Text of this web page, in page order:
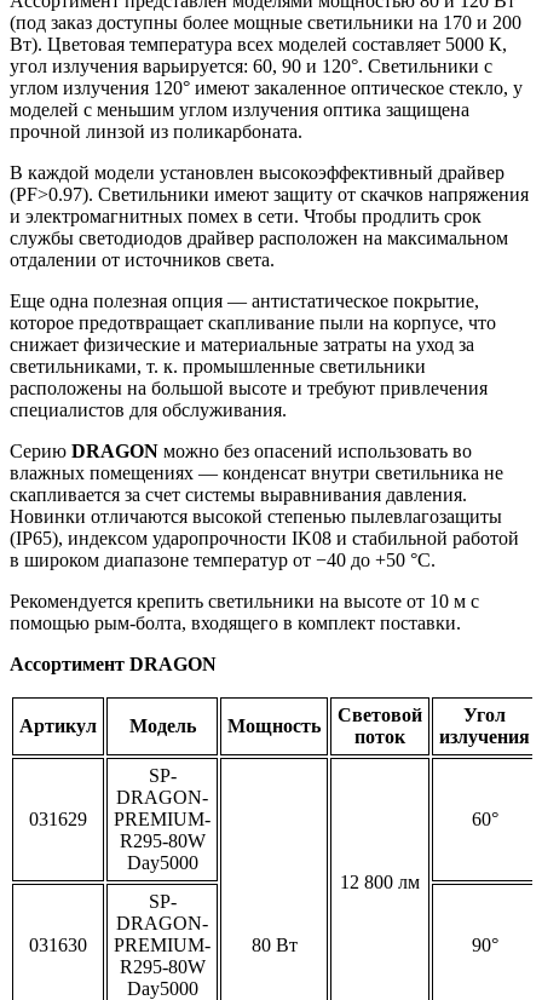
(под заказ доступны более мощные светильники на 170 и 200
Вт). Цветовая температура всех моделей составляет 5000 К,
угол излучения варьируется: 60, 90 и 120°. Светильники с
углом излучения 120° имеют закаленное оптическое стекло, у
моделей с меньшим углом излучения оптика защищена
прочной линзой из поликарбоната.
В каждой модели установлен высокоэффективный драйвер
(PF>0.97). Светильники имеют защиту от скачков напряжения
и электромагнитных помех в сети. Чтобы продлить срок
службы светодиодов драйвер расположен на максимальном
отдалении от источников света.
Еще одна полезная опция — антистатическое покрытие,
которое предотвращает скапливание пыли на корпусе, что
снижает физические и материальные затраты на уход за
светильниками, т. к. промышленные светильники
расположены на большой высоте и требуют привлечения
специалистов для обслуживания.
Серию DRAGON можно без опасений использовать во
влажных помещениях — конденсат внутри светильника не
скапливается за счет системы выравнивания давления.
Новинки отличаются высокой степенью пылевлагозащиты
(IP65), индексом ударопрочности IK08 и стабильной работой
в широком диапазоне температур от −40 до +50 °C.
Рекомендуется крепить светильники на высоте от 10 м с
помощью рым-болта, входящего в комплект поставки.
Ассортимент DRAGON
Артикул Модель Мощность
Световой
поток
Угол
излучения
031629
SP-
DRAGON-
PREMIUM-
R295-80W
Day5000
80 Вт
12 800 лм
60°
031630
SP-
DRAGON-
PREMIUM-
R295-80W
Day5000
90°